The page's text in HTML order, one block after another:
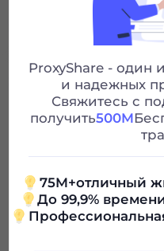
24/7
100G
$0.85 /
$85 / 30Дни
ProxyShare - один
и надежных
Свяжитесь с
получить500M
75M+отличный
До 99,9%